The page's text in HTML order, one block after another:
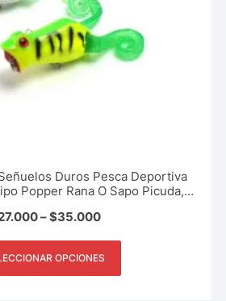
Duros Pesca Deportiva
Popper Rana O Sapo Picuda,
–$35.000
OPCIONES